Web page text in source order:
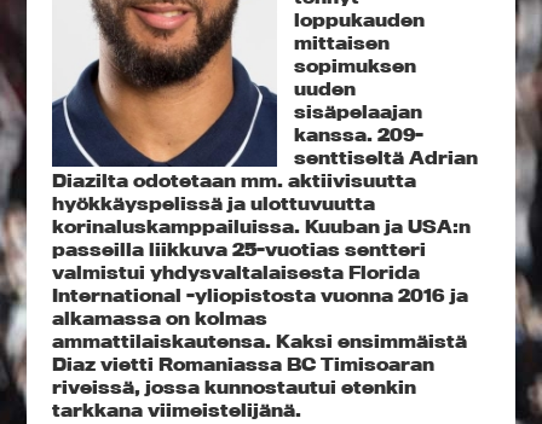
loppukauden
mittaisen
sopimuksen
uuden
sisäpelaajan
kanssa. 209-
senttiseltä Adrian
Diazilta odotetaan mm. aktiivisuutta
hyökkäyspelissä ja ulottuvuutta
korinaluskamppailuissa. Kuuban ja USA:n
passeilla liikkuva 25-vuotias sentteri
valmistui yhdysvaltalaisesta Florida
International -yliopistosta vuonna 2016 ja
alkamassa on kolmas
ammattilaiskautensa. Kaksi ensimmäistä
Diaz vietti Romaniassa BC Timisoaran
riveissä, jossa kunnostautui etenkin
tarkkana viimeistelijänä.